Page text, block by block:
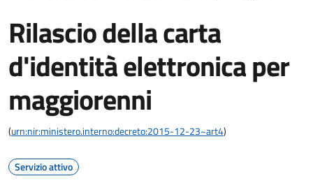
Rilascio della carta
d'identità elettronica per
maggiorenni
(urn:nir:ministero.interno:decreto:2015-12-23~art4)
Servizio attivo